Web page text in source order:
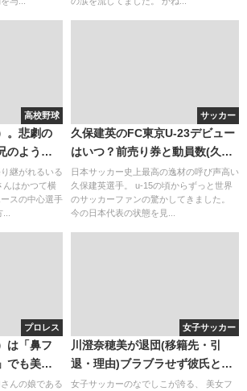
高校野球
。悲劇の
のような
を大切
継がれるいる
んはかつて横
スの中心選手
サッカー
久保建英のFC東京U-23デビュー
はいつ？前売り券と動員数(久保
狂騒曲)。身長と動画(バルセロ
ナ)。出身中学高校は？
日本サッカー史上最高の逸材の呼び声高い
久保建英選手。 u-15の頃からずっと世界
のサッカーファンの驚かしてきました。
今の日本代表の状態を見...
プロレス
は「鼻フ
でも美
プロ意識
んの娘である
女子サッカー
川澄奈穂美が退団(移籍先・引
退・理由)ブラブラせず彼氏と結
婚？アメブロ(ブログ)が面白い！
女子サッカーのなでしこが誇る、 美女フ